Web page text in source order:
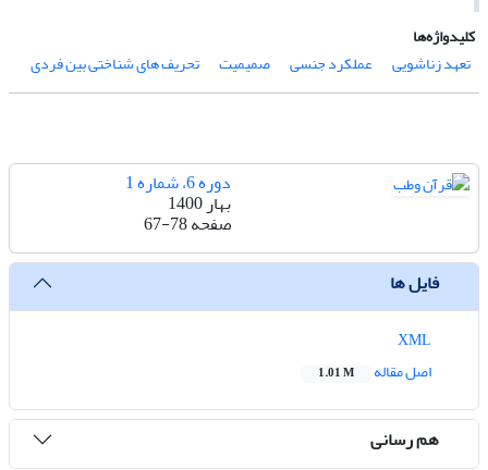
کلیدواژه‌ها
تعهد زناشویی
عملکرد جنسی صمیمیت تحریف های شناختی بین فردی
دوره 6، شماره 1
بهار 1400
صفحه67-78
فایل ها
اصل مقاله
1.01 M
هم رسانی